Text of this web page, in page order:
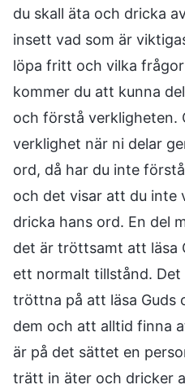
du skall äta och dricka
insett vad som är
löpa fritt och vilka
kommer du att kunna
och förstå verkligheten.
verklighet när ni delar
ord, då har du inte
och det visar att du inte
dricka hans ord. En del
det är tröttsamt att läsa
ett normalt tillstånd.
tröttna på att läsa
dem och att alltid finna
är på det sättet en
trätt in äter och dricker